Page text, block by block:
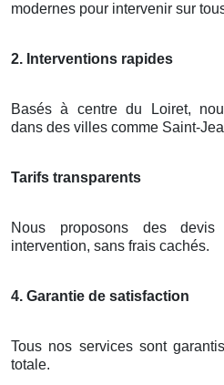
modernes pour intervenir sur
2. Interventions rapides
Basés à centre du Loiret,
dans des villes comme Saint-
Tarifs transparents
Nous proposons des
intervention, sans frais cachés.
4. Garantie de satisfaction
Tous nos services sont
totale.